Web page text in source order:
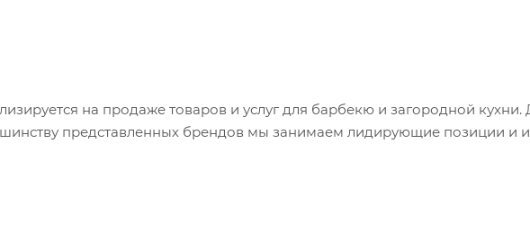
на продаже товаров и услуг для барбекю и загородной
представленных брендов мы занимаем лидирующие позиции и